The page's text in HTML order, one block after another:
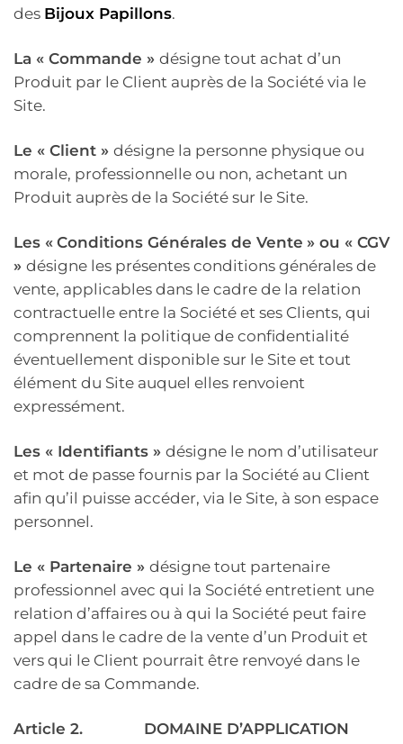
des Bijoux Papillons.
La « Commande » désigne tout achat d’un
Produit par le Client auprès de la Société via le
Site.
Le « Client » désigne la personne physique ou
morale, professionnelle ou non, achetant un
Produit auprès de la Société sur le Site.
Les « Conditions Générales de Vente » ou « CGV
» désigne les présentes conditions générales de
vente, applicables dans le cadre de la relation
contractuelle entre la Société et ses Clients, qui
comprennent la politique de confidentialité
éventuellement disponible sur le Site et tout
élément du Site auquel elles renvoient
expressément.
Les « Identifiants » désigne le nom d’utilisateur
et mot de passe fournis par la Société au Client
afin qu’il puisse accéder, via le Site, à son espace
personnel.
Le « Partenaire » désigne tout partenaire
professionnel avec qui la Société entretient une
relation d’affaires ou à qui la Société peut faire
appel dans le cadre de la vente d’un Produit et
vers qui le Client pourrait être renvoyé dans le
cadre de sa Commande.
Article 2. DOMAINE D’APPLICATION